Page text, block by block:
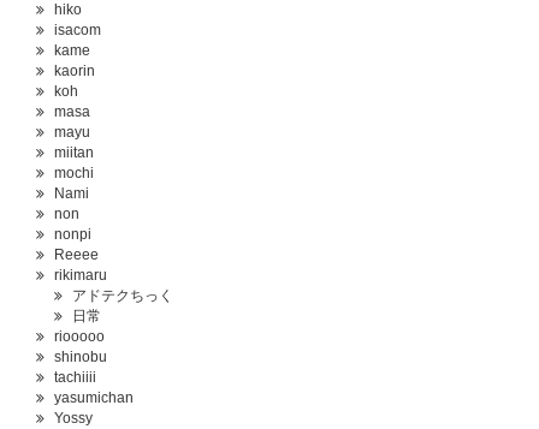
hiko
isacom
kame
kaorin
koh
masa
mayu
miitan
mochi
Nami
non
nonpi
Reeee
rikimaru
アドテクちっく
日常
riooooo
shinobu
tachiiii
yasumichan
Yossy